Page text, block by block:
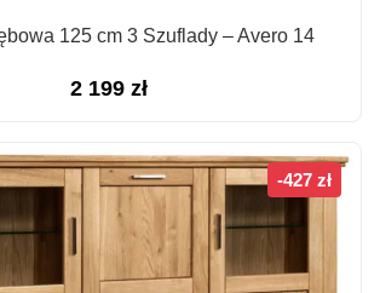
125 cm 3 Szuflady – Avero 14
2 199 zł
-427 zł